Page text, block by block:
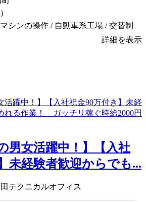
シンの操作 / 自動車系工場 / 交替制
詳細を表示
男女活躍中！】【入社
未経験者歓迎からでも...
田テクニカルオフィス